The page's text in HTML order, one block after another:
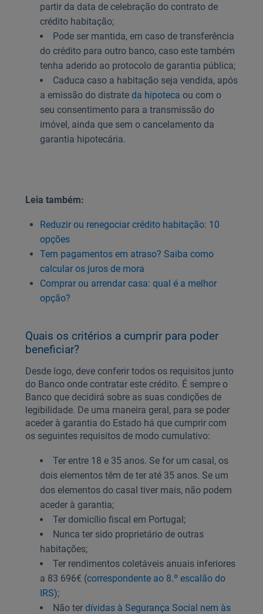
partir da data de celebração do contrato de
crédito habitação;
Pode ser mantida, em caso de transferência
do crédito para outro banco, caso este também
tenha aderido ao protocolo de garantia pública;
Caduca caso a habitação seja vendida, após
a emissão do distrate da hipoteca ou com o
seu consentimento para a transmissão do
imóvel, ainda que sem o cancelamento da
garantia hipotecária.
Leia também:
Reduzir ou renegociar crédito habitação: 10
opções
Tem pagamentos em atraso? Saiba como
calcular os juros de mora
Comprar ou arrendar casa: qual é a melhor
opção?
Quais os critérios a cumprir para poder
beneficiar?
Desde logo, deve conferir todos os requisitos junto
do Banco onde contratar este crédito. É sempre o
Banco que decidirá sobre as suas condições de
legibilidade. De uma maneira geral, para se poder
aceder à garantia do Estado há que cumprir com
os seguintes requisitos de modo cumulativo:
Ter entre 18 e 35 anos. Se for um casal, os
dois elementos têm de ter até 35 anos. Se um
dos elementos do casal tiver mais, não podem
aceder à garantia;
Ter domicílio fiscal em Portugal;
Nunca ter sido proprietário de outras
habitações;
Ter rendimentos coletáveis anuais inferiores
a 83 696€ (correspondente ao 8.º escalão do
IRS);
Não ter dívidas à Segurança Social nem às